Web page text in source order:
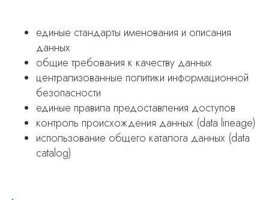
единые стандарты именования и описания
данных
общие требования к качеству данных
централизованные политики информационной
безопасности
единые правила предоставления доступов
контроль происхождения данных (data lineage)
использование общего каталога данных (data
catalog)